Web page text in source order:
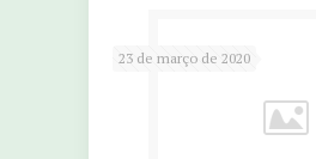
23 de março de 2020